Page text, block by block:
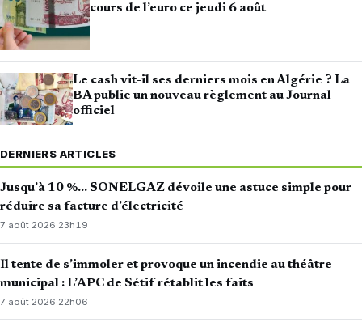
cours de l’euro ce jeudi 6 août
Le cash vit-il ses derniers mois en Algérie ? La
BA publie un nouveau règlement au Journal
officiel
DERNIERS ARTICLES
Jusqu’à 10 %… SONELGAZ dévoile une astuce simple pour
réduire sa facture d’électricité
7 août 2026·23h19
Il tente de s’immoler et provoque un incendie au théâtre
municipal : L’APC de Sétif rétablit les faits
7 août 2026·22h06